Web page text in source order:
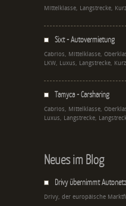
Mittelklasse, Langstrecke,
Sixt - Autovermietung
Cabrios, Mittelklasse,
LKW, Luxus, Langstrecke,
Tamyca - Carsharing
Cabrios, Mittelklasse,
Luxus, Langstrecke,
Neues im Blog
Drivy übernimmt
Drivy, der europäische